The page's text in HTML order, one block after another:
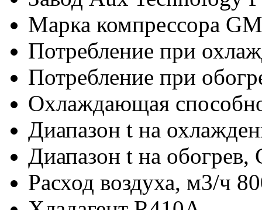
Марка компрессора
Потребление при
Потребление при
Охлаждающая
Диапазон t на
Диапазон t на
Расход воздуха, м3/ч